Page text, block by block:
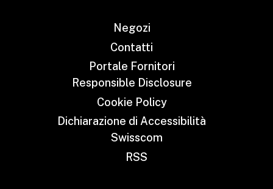
Negozi
Contatti
Portale Fornitori
Responsible Disclosure
Cookie Policy
Dichiarazione di Accessibilità
Swisscom
RSS